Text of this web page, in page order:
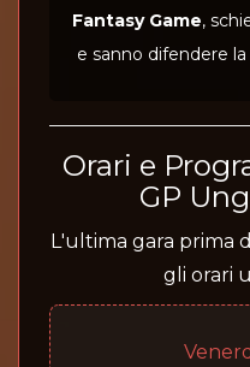
Fantasy Game,
e sanno difendere
Orari e
GP
L'ultima gara prima
gli orari